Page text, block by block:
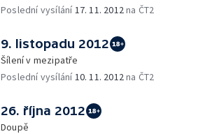
Poslední vysílání 17. 11. 2012 na ČT2
9. listopadu 2012
Šílení v mezipatře
Poslední vysílání 10. 11. 2012 na ČT2
26. října 2012
Doupě